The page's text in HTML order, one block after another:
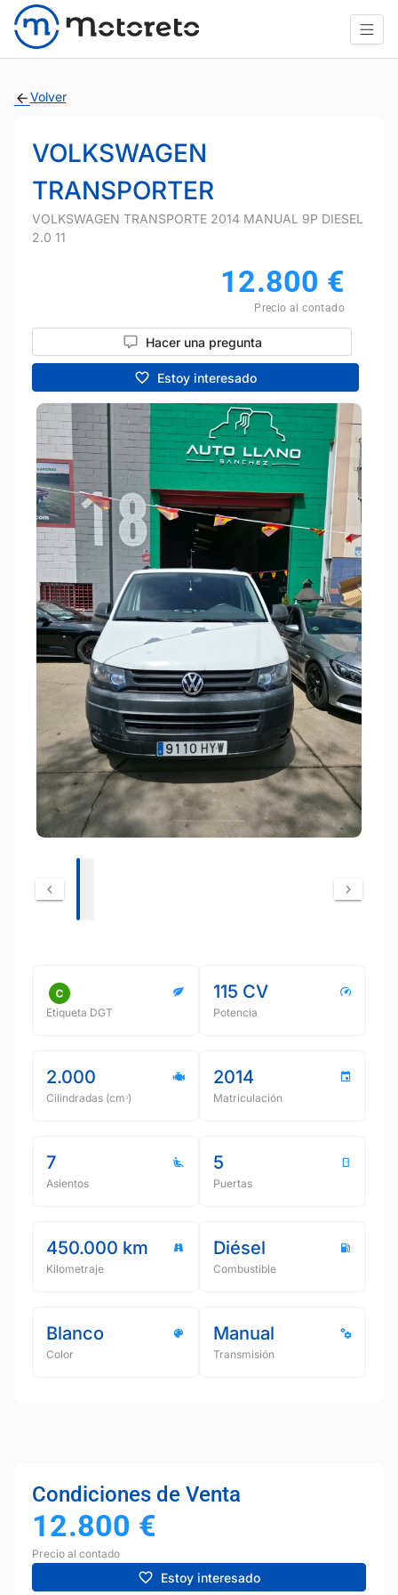
Volver
VOLKSWAGEN
TRANSPORTER
VOLKSWAGEN TRANSPORTE 2014 MANUAL 9P DIESEL
2.0 11
12.800 €
Precio al contado
Hacer una pregunta
Estoy interesado
Etiqueta DGT
115 CV
Potencia
2.000
Cilindradas (cmᵌ)
2014
Matriculación
7
Asientos
5
Puertas
450.000 km
Kilometraje
Diésel
Combustible
Blanco
Color
Manual
Transmisión
Condiciones de Venta
12.800 €
Precio al contado
Estoy interesado